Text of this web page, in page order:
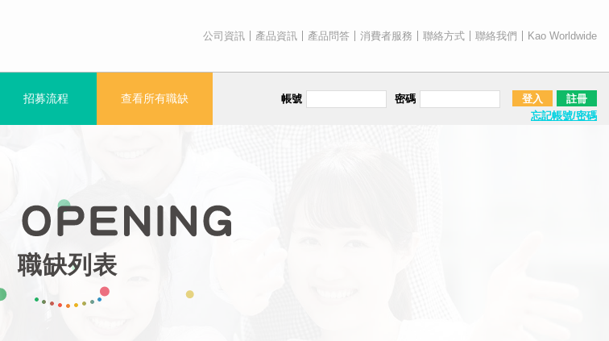
公司資訊 產品資訊 產品問答 消費者服務 聯絡方式 聯絡我們 Kao Worldwide
招募流程 查看所有職缺 帳號 密碼 登入
註冊
忘記帳號/密碼
職缺列表